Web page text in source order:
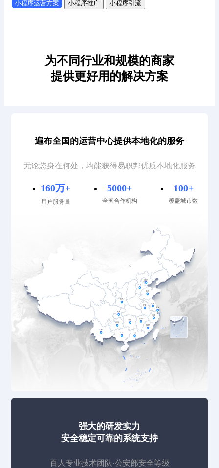
小程序运营方案 小程序推广 小程序引流
为不同行业和规模的商家
提供更好用的解决方案
遍布全国的运营中心提供本地化的服务
无论您身在何处，均能获得易职邦优质本地化服务
160万+
用户服务量
5000+
全国合作机构
100+
覆盖城市数
强大的研发实力
安全稳定可靠的系统支持
百人专业技术团队·公安部安全等级